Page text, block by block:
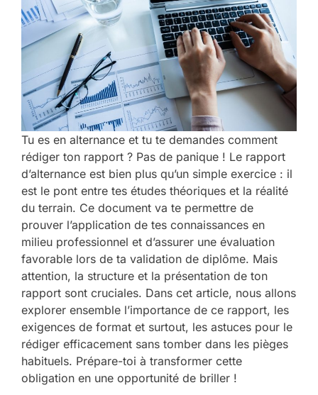
Tu es en alternance et tu te demandes comment
rédiger ton rapport ? Pas de panique ! Le rapport
d’alternance est bien plus qu’un simple exercice : il
est le pont entre tes études théoriques et la réalité
du terrain. Ce document va te permettre de
prouver l’application de tes connaissances en
milieu professionnel et d’assurer une évaluation
favorable lors de ta validation de diplôme. Mais
attention, la structure et la présentation de ton
rapport sont cruciales. Dans cet article, nous allons
explorer ensemble l’importance de ce rapport, les
exigences de format et surtout, les astuces pour le
rédiger efficacement sans tomber dans les pièges
habituels. Prépare-toi à transformer cette
obligation en une opportunité de briller !